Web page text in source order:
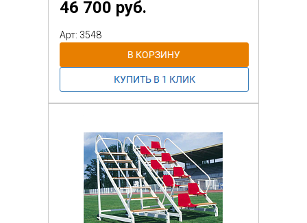
Ширина турника до 1500 мм
46 700 руб.
Арт: 3548